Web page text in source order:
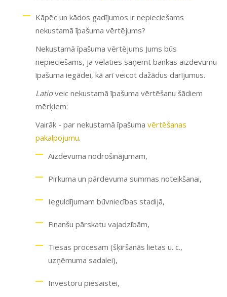
Kāpēc un kādos gadījumos ir nepieciešams
nekustamā īpašuma vērtējums?
Nekustamā īpašuma vērtējums Jums būs
nepieciešams, ja vēlaties saņemt bankas aizdevumu
īpašuma iegādei, kā arī veicot dažādus darījumus.
Latioveic nekustamā īpašuma vērtēšanu šādiem
mērķiem:
Vairāk - par nekustamā īpašuma vērtēšanas
pakalpojumu.
Aizdevuma nodrošinājumam,
Pirkuma un pārdevuma summas noteikšanai,
Ieguldījumam būvniecības stadijā,
Finanšu pārskatu vajadzībām,
Tiesas procesam (šķiršanās lietas u. c.,
uzņēmuma sadalei),
Investoru piesaistei,